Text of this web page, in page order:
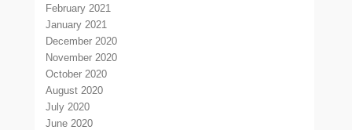
February 2021
January 2021
December 2020
November 2020
October 2020
August 2020
July 2020
June 2020